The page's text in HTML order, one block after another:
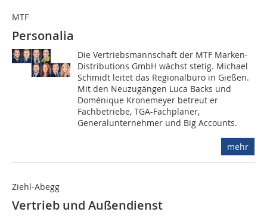
MTF
Personalia
Die Vertriebsmannschaft der MTF Marken-
Distributions GmbH wächst stetig. Michael
Schmidt leitet das Regionalbüro in Gießen.
Mit den Neuzugängen Luca Backs und
Doménique Kronemeyer betreut er
Fachbetriebe, TGA-Fachplaner,
Generalunternehmer und Big Accounts.
mehr
Ziehl-Abegg
Vertrieb und Außendienst